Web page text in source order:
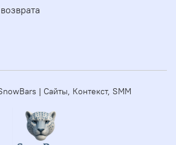
| Сайты, Контекст, SMM